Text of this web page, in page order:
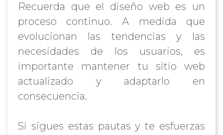
Recuerda que el diseño web es un
proceso continuo. A medida que
evolucionan las tendencias y las
necesidades de los usuarios, es
importante mantener tu sitio web
actualizado y adaptarlo en
consecuencia.
Si sigues estas pautas y te esfuerzas